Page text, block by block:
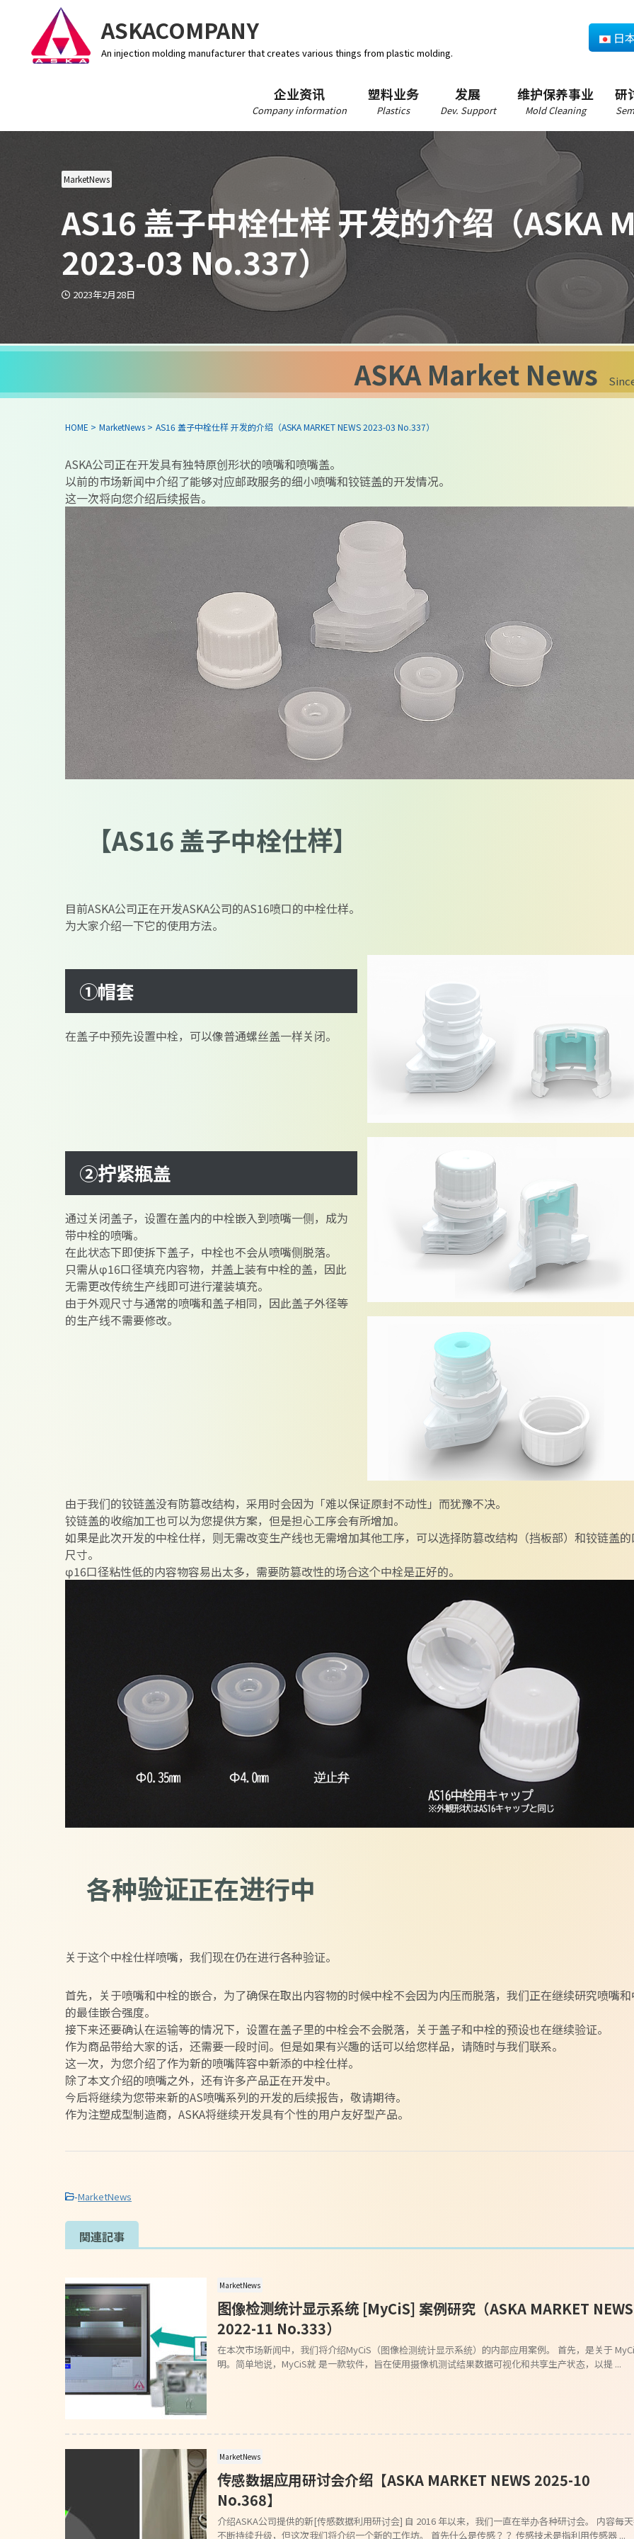
ASKACOMPANY
An injection molding manufacturer that creates various things from plastic molding.
日
企业资讯
Company information
塑料业务
Plastics
发展
Dev. Support
维护保养事业
Mold Cleaning
研
MarketNews
AS16 盖子中栓仕样 开发的介绍（ASKA
2023-03 No.337）
2023年2月28日
ASKA Market News
HOME > MarketNews > AS16 盖子中栓仕样 开发的介绍（ASKA MARKET NEWS 2023-03 No.337）
ASKA公司正在开发具有独特原创形状的喷嘴和喷嘴盖。
以前的市场新闻中介绍了能够对应邮政服务的细小喷嘴和铰链盖的开发情况。
这一次将向您介绍后续报告。
【AS16 盖子中栓仕样】
目前ASKA公司正在开发ASKA公司的AS16喷口的中栓仕样。
为大家介绍一下它的使用方法。
①帽套
在盖子中预先设置中栓，可以像普通螺丝盖一样关闭。
②拧紧瓶盖
通过关闭盖子，设置在盖内的中栓嵌入到喷嘴一侧，成为
带中栓的喷嘴。
在此状态下即使拆下盖子，中栓也不会从喷嘴侧脱落。
只需从φ16口径填充内容物，并盖上装有中栓的盖，因此
无需更改传统生产线即可进行灌装填充。
由于外观尺寸与通常的喷嘴和盖子相同，因此盖子外径等
的生产线不需要修改。
由于我们的铰链盖没有防篡改结构，采用时会因为「难以保证原封不动性」而犹豫不决。
铰链盖的收缩加工也可以为您提供方案，但是担心工序会有所增加。
如果是此次开发的中栓仕样，则无需改变生产线也无需增加其他工序，可以选择防篡改结构（挡板部）和铰链盖
尺寸。
φ16口径粘性低的内容物容易出太多，需要防篡改性的场合这个中栓是正好的。
各种验证正在进行中
关于这个中栓仕样喷嘴，我们现在仍在进行各种验证。
首先，关于喷嘴和中栓的嵌合，为了确保在取出内容物的时候中栓不会因为内压而脱落，我们正在继续研究喷嘴
的最佳嵌合强度。
接下来还要确认在运输等的情况下，设置在盖子里的中栓会不会脱落，关于盖子和中栓的预设也在继续验证。
作为商品带给大家的话，还需要一段时间。但是如果有兴趣的话可以给您样品，请随时与我们联系。
这一次，为您介绍了作为新的喷嘴阵容中新添的中栓仕样。
除了本文介绍的喷嘴之外，还有许多产品正在开发中。
今后将继续为您带来新的AS喷嘴系列的开发的后续报告，敬请期待。
作为注塑成型制造商，ASKA将继续开发具有个性的用户友好型产品。
-MarketNews
関連記事
MarketNews
图像检测统计显示系统 [MyCiS] 案例研究（ASKA MARKET NEWS
2022-11 No.333）
在本次市场新闻中，我们将介绍MyCiS（图像检测统计显示系统）的内部应用案例。 首先，是关于
明。简单地说，MyCiS就 是一款软件，旨在使用摄像机测试结果数据可视化和共享生产状态，以提 ...
MarketNews
传感数据应用研讨会介绍【ASKA MARKET NEWS 2025-10
No.368】
介绍ASKA公司提供的新[传感数据利用研讨会] 自 2016 年以来，我们一直在举办各种研讨会。 内容每
不断持续升级，但这次我们将介绍一个新的工作坊。 首先什么是传感？？ 传感技术是指利用传感器 ...